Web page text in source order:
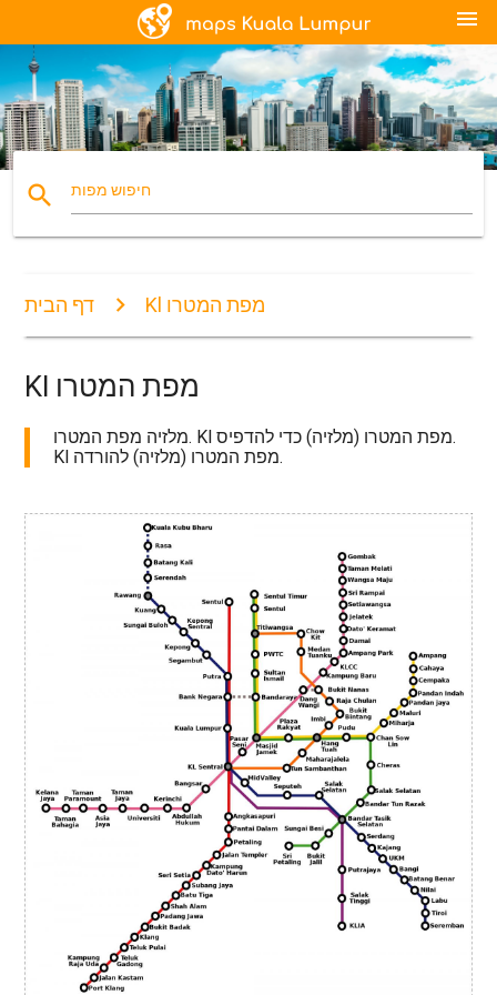
menu
search חיפוש מפות
דף הבית Kl מפת המטרו
Kl מפת המטרו
מלזיה מפת המטרו. Kl מפת המטרו (מלזיה) כדי להדפיס.
Kl מפת המטרו (מלזיה) להורדה.